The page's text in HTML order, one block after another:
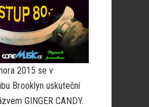
2015 se v
Brooklyn uskuteční
GINGER CANDY.